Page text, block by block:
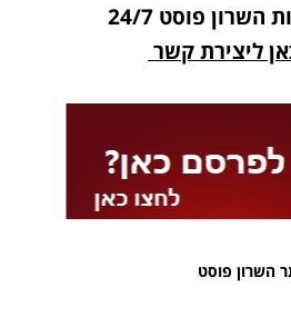
פוסט 24/7
ליצירת קשר